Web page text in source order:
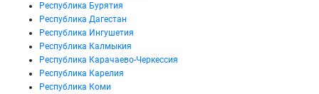
Республика Бурятия
Республика Дагестан
Республика Ингушетия
Республика Калмыкия
Республика Карачаево-Черкессия
Республика Карелия
Республика Коми